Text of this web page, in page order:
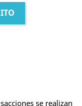
se realizan